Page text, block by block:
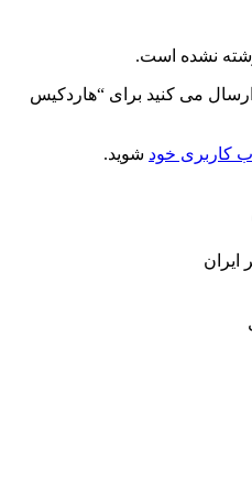
نشده است.
ارسال می کنید برای “هاردکیس
کاربری خود شوید.
ایران